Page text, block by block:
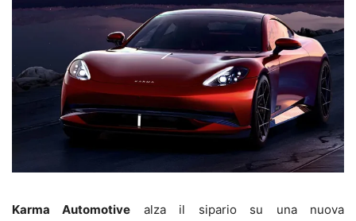
Karma Automotive alza il sipario su una nuova